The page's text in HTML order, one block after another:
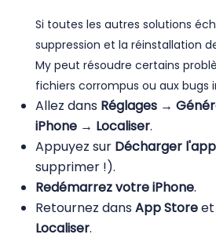
Si toutes les autres solutions
suppression et la réinstallation
My peut résoudre certains
fichiers corrompus ou aux bugs
Allez dans Réglages →
iPhone → Localiser.
Appuyez sur Décharger
supprimer !).
Redémarrez votre iPhone.
Retournez dansApp Storeet
Localiser.